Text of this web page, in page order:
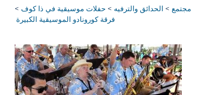
مجتمع الحدائق والترفيه
حفلات موسيقية في ذا كوف
فرقة كورونادو الموسيقية الكبيرة